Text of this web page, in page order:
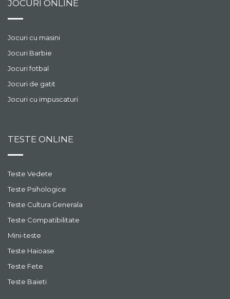
JOCURI ONLINE
Jocuri cu masini
Jocuri Barbie
Jocuri fotbal
Jocuri de gatit
Jocuri cu impuscaturi
TESTE ONLINE
Teste Vedete
Teste Psihologice
Teste Cultura Generala
Teste Compatibilitate
Mini-teste
Teste Haioase
Teste Fete
Teste Baieti